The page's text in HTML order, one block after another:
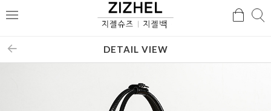
메
검
DETAIL VIEW